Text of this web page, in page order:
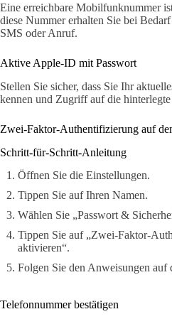
Eine erreichbare Mobilfunknummer
diese Nummer erhalten Sie bei
SMS oder Anruf.
Aktive Apple-ID mit Passwort
Stellen Sie sicher, dass Sie Ihr
kennen und Zugriff auf die
Zwei-Faktor-Authentifizierung auf
Schritt-für-Schritt-Anleitung
Öffnen Sie die Einstellungen.
Tippen Sie auf Ihren Namen.
Wählen Sie „Passwort &
Tippen Sie auf „Zwei-Faktor-
aktivieren“.
Folgen Sie den Anweisungen auf
Telefonnummer bestätigen